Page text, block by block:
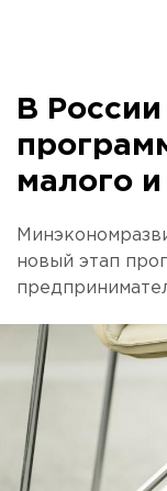
В
малого и
новый этап